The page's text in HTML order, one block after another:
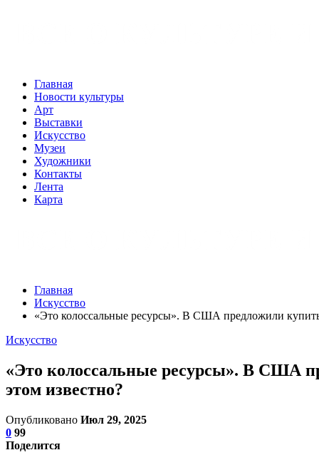
Главная
Новости культуры
Арт
Выставки
Искусство
Музеи
Художники
Контакты
Лента
Карта
Главная
Искусство
«Это колоссальные ресурсы». В США предложили
Искусство
«Это колоссальные ресурсы». В США
этом известно?
Опубликовано Июл 29, 2025
0 99
Поделится